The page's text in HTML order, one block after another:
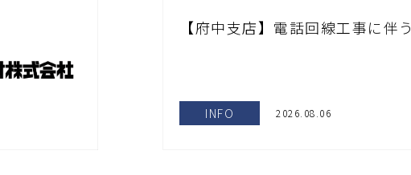
【府中支店】電話回線工事に伴
2026.08.06
INFO